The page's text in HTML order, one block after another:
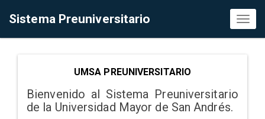
Sistema Preuniversitario
UMSA PREUNIVERSITARIO
Bienvenido al Sistema Preuniversitario
de la Universidad Mayor de San Andrés.